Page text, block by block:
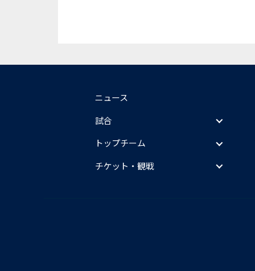
ニュース
試合
トップチーム
チケット・観戦